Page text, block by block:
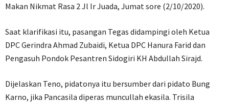
Makan Nikmat Rasa 2 Jl Ir Juada, Jumat sore (2/10/2020).
Saat klarifikasi itu, pasangan Tegas didampingi oleh Ketua
DPC Gerindra Ahmad Zubaidi, Ketua DPC Hanura Farid dan
Pengasuh Pondok Pesantren Sidogiri KH Abdullah Sirajd.
Dijelaskan Teno, pidatonya itu bersumber dari pidato Bung
Karno, jika Pancasila diperas muncullah ekasila. Trisila